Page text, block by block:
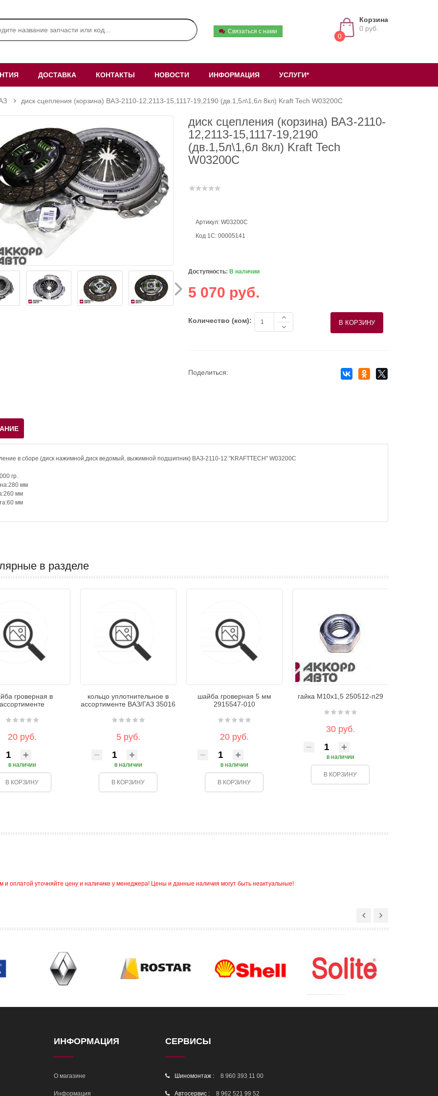
Связаться с нами
0
Корзина
0 руб.
ДОСТАВКА КОНТАКТЫ НОВОСТИ ИНФОРМАЦИЯ УСЛУГИ*
диск сцепления (корзина) ВАЗ-2110-12,2113-15,1117-19,2190 (дв.1,5л\1,6л 8кл) Kraft Tech W03200C
диск сцепления (корзина) ВАЗ-2110-
12,2113-15,1117-19,2190
(дв.1,5л\1,6л 8кл) Kraft Tech
W03200C
Артикул: W03200C
Код 1С: 00005141
Доступность: В наличии
5 070 руб.
Количество (ком):
Поделиться:
в сборе (диск нажимной,диск ведомый, выжимной подшипник) ВАЗ-2110-12 "KRAFTTECH" W03200C
гр.
мм
мм
мм
в разделе
гроверная в
ассортименте
20 руб.
в наличии
В КОРЗИНУ
кольцо уплотнительное в
ассортименте ВАЗ/ГАЗ 35016
5 руб.
в наличии
В КОРЗИНУ
шайба гроверная 5 мм
2915547-010
20 руб.
в наличии
В КОРЗИНУ
гайка М10х1,5 250512-п29
30 руб.
в наличии
В КОРЗИНУ
оплатой уточняйте цену и наличике у менеджера! Цены и данные наличия могут быть неактуальные!
ИНФОРМАЦИЯ
О магазине
Информация
СЕРВИСЫ
Шиномонтаж : 8 960 393 11 00
Автосервис : 8 962 521 99 52